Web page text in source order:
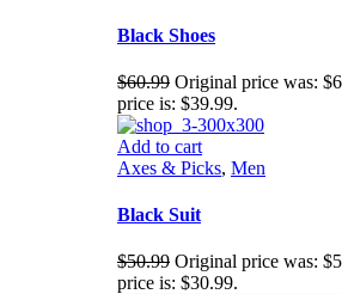
Black Shoes
$60.99 Original price was:
price is: $39.99.
Add to cart
Axes & Picks, Men
Black Suit
$50.99 Original price was:
price is: $30.99.